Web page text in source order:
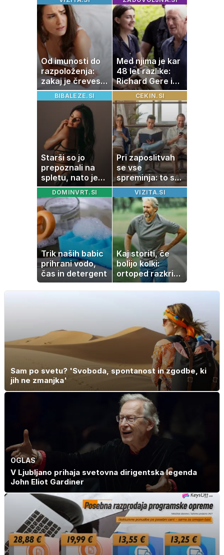
receptov za
vsak dan
ločenk na svetu
Od imunosti do
razpoloženja:
zakaj je črevesje
v središču
pozornosti
Med njima je kar
48 let razlike:
Richard Gere in
mlada soigralka
ujeta v prisrčnih
trenutkih
BIBALEZE.SI
Starši so jo
prepoznali na
spletu, nato je
ostala brez
službe
CEKIN.SI
Pri zaposlitvah
se vse
spreminja: to so
veščine, ki vam
lahko prinesejo
višjo plačo
DOMINVRT.SI
Trik naših babic
prihrani vodo,
čas in detergent
VIZITA.SI
Kaj storiti, če
bolijo kolki:
ortoped razkriva
preproste trike
za zmanjšanje
Sam po svetu? 'Svoboda, spontanost in zgodbe, ki
jih ne zmanjka'
OGLAS
V Ljubljano prihaja svetovna dirigentska legenda
John Eliot Gardiner